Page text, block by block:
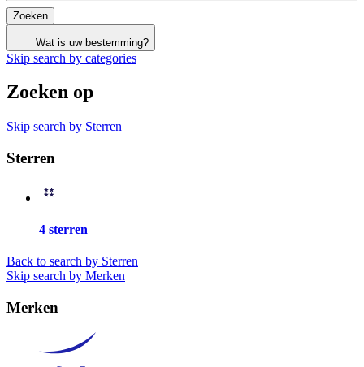
Zoeken
Wat is uw bestemming?
Skip search by categories
Zoeken op
Skip search by Sterren
Sterren
4 sterren
Back to search by Sterren
Skip search by Merken
Merken